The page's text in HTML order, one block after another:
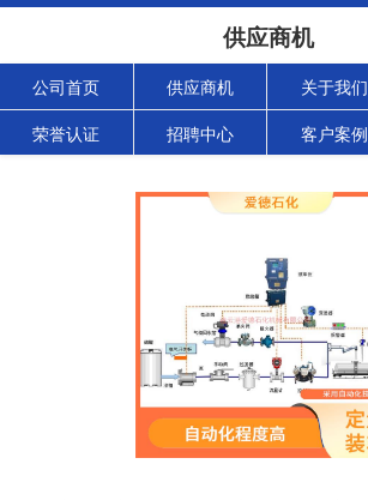
供应商机
公司首页 供应商机 关于我们
荣誉认证 招聘中心 客户案例